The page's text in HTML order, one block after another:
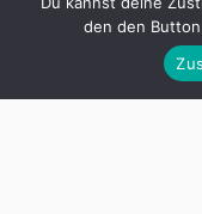
den den